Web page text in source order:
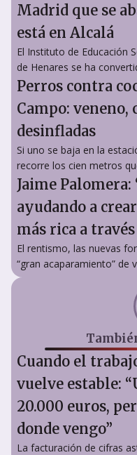
Madrid que se
está en Alcalá
El Instituto de Educación
de Henares se ha
Perros contra
Campo: veneno,
desinfladas
Si uno se baja en la
recorre los cien metros
Jaime
ayudando a
más rica a
El rentismo, las nuevas
“gran acaparamiento” de
Cuando el
vuelve estable:
20.000 euros,
donde vengo”
La facturación de cifras